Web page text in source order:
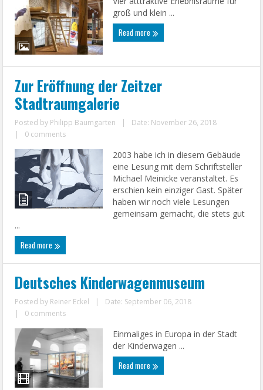
groß und klein ...
Read more
Zur Eröffnung der Zeitzer
Stadtraumgalerie
Posted by Philipp Baumgarten |
Date: November 26, 2018
|
0 comments
2003 habe ich in diesem Gebäude
eine Lesung mit dem Schriftsteller
Michael Meinicke veranstaltet. Es
erschien kein einziger Gast. Später
haben wir noch viele Lesungen
gemeinsam gemacht, die stets gut
...
Read more
Deutsches Kinderwagenmuseum
Posted by Reiner Eckel |
Date: September 06, 2018
|
0 comments
Einmaliges in Europa in der Stadt
der Kinderwagen ...
Read more